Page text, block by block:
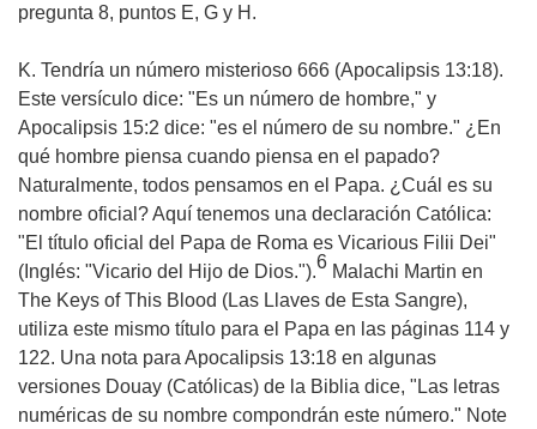
pregunta 8, puntos E, G y H.
K. Tendría un número misterioso 666 (Apocalipsis 13:18).
Este versículo dice: "Es un número de hombre," y
Apocalipsis 15:2 dice: "es el número de su nombre." ¿En
qué hombre piensa cuando piensa en el papado?
Naturalmente, todos pensamos en el Papa. ¿Cuál es su
nombre oficial? Aquí tenemos una declaración Católica:
"El título oficial del Papa de Roma es Vicarious Filii Dei"
(Inglés: "Vicario del Hijo de Dios.").6 Malachi Martin en
The Keys of This Blood (Las Llaves de Esta Sangre),
utiliza este mismo título para el Papa en las páginas 114 y
122. Una nota para Apocalipsis 13:18 en algunas
versiones Douay (Católicas) de la Biblia dice, "Las letras
numéricas de su nombre compondrán este número." Note